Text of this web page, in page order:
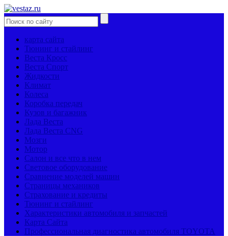
карта сайта
Тюнинг и стайлинг
Веста Кросс
Веста Спорт
Жидкости
Климат
Колеса
Коробка передач
Кузов и багажник
Лада Веста
Лада Веста CNG
Мозги
Мотор
Салон и все что в нем
Световое оборудование
Сравнение моделей машин
Страницы механиков
Страхование и кредиты
Тюнинг и стайлинг
Характеристики автомобиля и запчастей
Карта Сайта
Профессиональная диагностика автомобиля TOYOTA